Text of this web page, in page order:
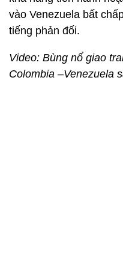
vào Venezuela bất
tiếng phản đối.
Video: Bùng nổ giao
Colombia –Venezuela